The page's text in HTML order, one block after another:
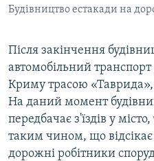
Будівництво естакади на
Після закінчення
автомобільний
Криму трасою
На даний момент
передбачає з'їздів у
таким чином, що
дорожні робітники